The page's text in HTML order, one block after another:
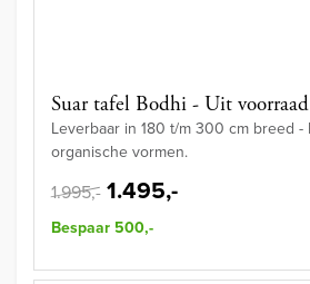
Suar tafel Bodhi - Uit voorraad
Leverbaar in 180 t/m 300 cm breed -
organische vormen.
1.995,- 1.495,-
Bespaar 500,-